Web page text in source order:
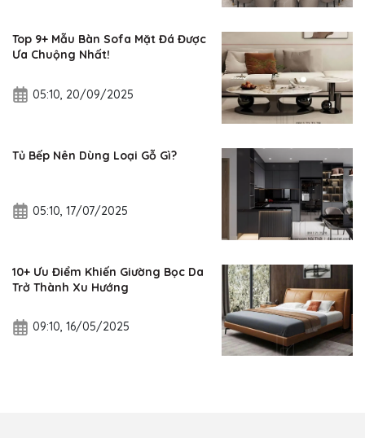
Top 9+ Mẫu Bàn Sofa Mặt Đá Được
Ưa Chuộng Nhất!
05:10, 20/09/2025
Tủ Bếp Nên Dùng Loại Gỗ Gì?
05:10, 17/07/2025
10+ Ưu Điểm Khiến Giường Bọc Da
Trở Thành Xu Hướng
09:10, 16/05/2025